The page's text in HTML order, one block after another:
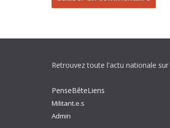
Retrouvez toute l'actu nationale sur
PenseBêteLiens
Militant.e.s
Admin